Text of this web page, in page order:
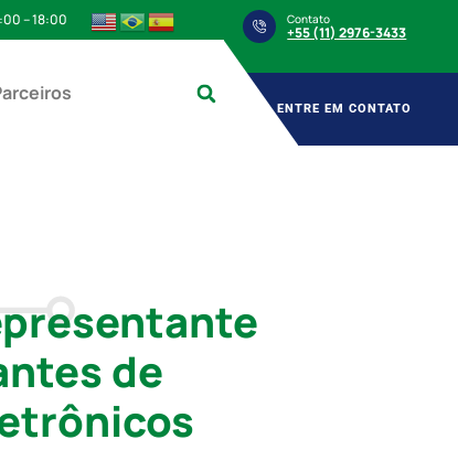
– 18:00 Contato
+55 (11) 2976-3433
ENTRE EM CONTATO
de